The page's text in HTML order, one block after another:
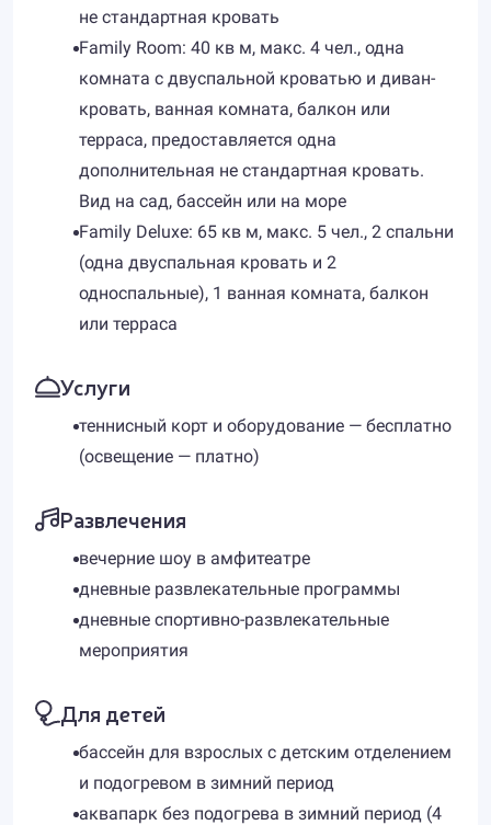
не стандартная кровать
Family Room: 40 кв м, макс. 4 чел., одна
комната с двуспальной кроватью и диван-
кровать, ванная комната, балкон или
терраса, предоставляется одна
дополнительная не стандартная кровать.
Вид на сад, бассейн или на море
Family Deluxe: 65 кв м, макс. 5 чел., 2 спальни
(одна двуспальная кровать и 2
односпальные), 1 ванная комната, балкон
или терраса
Услуги
теннисный корт и оборудование — бесплатно
(освещение — платно)
Развлечения
вечерние шоу в амфитеатре
дневные развлекательные программы
дневные спортивно-развлекательные
мероприятия
Для детей
бассейн для взрослых с детским отделением
и подогревом в зимний период
аквапарк без подогрева в зимний период (4